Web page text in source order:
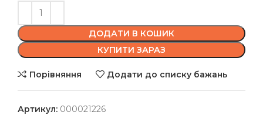
ДОДАТИ В КОШИК
КУПИТИ ЗАРАЗ
Порівняння Додати до списку бажань
Артикул: 000021226